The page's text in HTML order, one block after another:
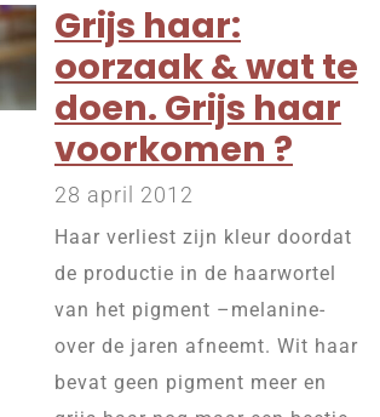
Grijs haar:
oorzaak & wat te
doen. Grijs haar
voorkomen ?
28 april 2012
Haar verliest zijn kleur doordat
de productie in de haarwortel
van het pigment –melanine-
over de jaren afneemt. Wit haar
bevat geen pigment meer en